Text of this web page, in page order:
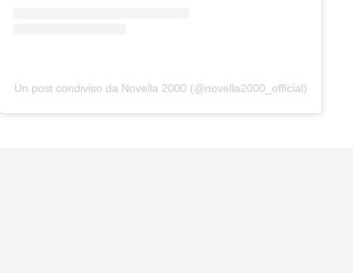
Un post condiviso da Novella 2000 (@novella2000_official)